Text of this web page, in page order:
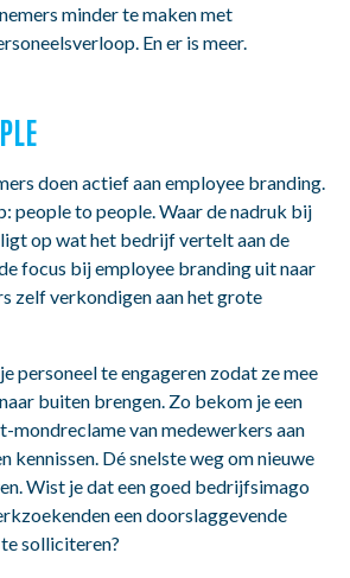
minder te maken met
En er is meer.
doen actief aan employee branding.
people to people. Waar de nadruk bij
op wat het bedrijf vertelt aan de
focus bij employee branding uit naar
zelf verkondigen aan het grote
personeel te engageren zodat ze mee
buiten brengen. Zo bekom je een
mondreclame van medewerkers aan
kennissen. Dé snelste weg om nieuwe
Wist je dat een goed bedrijfsimago
een doorslaggevende
solliciteren?